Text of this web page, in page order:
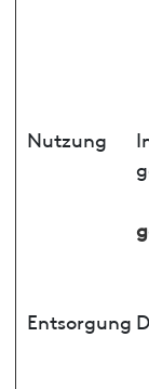
Nutzung
Entsorgung